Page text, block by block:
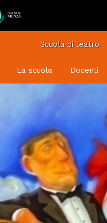
Scuola di teatro
La scuola Docenti